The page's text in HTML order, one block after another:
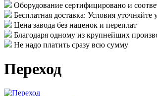
Оборудование сертифицировано и
Бесплатная доставка: Условия уточняйте
Цена завода без наценок и переплат
Благодаря одному из крупнейших
Не надо платить сразу всю сумму
Переход